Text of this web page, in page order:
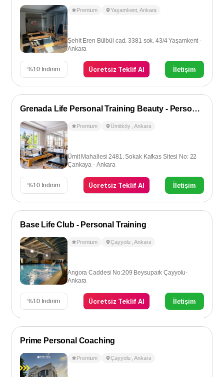
Premium Yaşamkent ,Ankara
Şehit Eren Bülbül cad. 3381 sok. 43/4 Yaşamkent -
Ankara
%10 İndirim Ücretsiz Teklif Al İletişim
Grenada Life Personal Training Beauty - Personal Training
Premium Ümitköy ,Ankara
Ümit Mahallesi 2481. Sokak Kafkas Sitesi No: 22
Çankaya - Ankara
%10 İndirim Ücretsiz Teklif Al İletişim
Base Life Club - Personal Training
Premium Çayyolu ,Ankara
Angora Caddesi No:209 Beysupark Çayyolu-
Ankara
%10 İndirim Ücretsiz Teklif Al İletişim
Prime Personal Coaching
Premium Çayyolu ,Ankara